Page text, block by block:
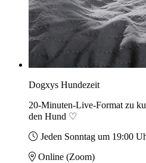
Dogxys Hundezeit
20-Minuten-Live-Format zu
den Hund ♡
Jeden Sonntag um 19:00
Online (Zoom)